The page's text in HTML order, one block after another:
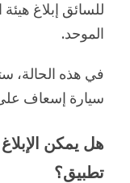
للسائق إبلاغ
الموحد.
في هذه الحالة،
سيارة إسعاف على
هل يمكن
تطبيق؟